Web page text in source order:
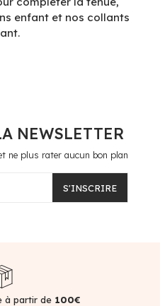
enfant et nos collants
NEWSLETTER
ne plus rater aucun bon plan
S'INSCRIRE
à partir de 100€